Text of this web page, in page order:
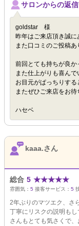
サロンからの返
goldstar 様
昨年はご来店頂き誠に
また口コミのご投稿あ
前回とても持ちが良か
また仕上がりも喜ん
お目元がぱっちりす
またぜひご来店をお待
ハセベ
kaaa.さん
総合 5 ★★★★★
雰囲気： 5 接客サービス： 5
2年ぶりのマツエク、さ
丁寧にリスクの説明も
さんもとても気さくで